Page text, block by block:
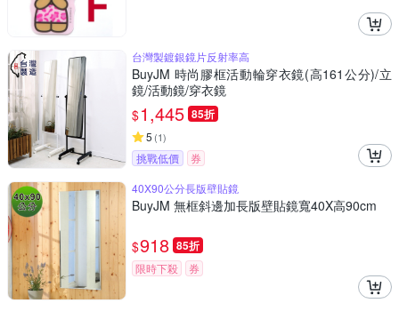
台灣製鍍銀鏡片反射率高
BuyJM 時尚膠框活動輪穿衣鏡(高161公分)/立
鏡/活動鏡/穿衣鏡
$1,445 85折
5 (1)
挑戰低價
券
40X90公分長版壁貼鏡
BuyJM 無框斜邊加長版壁貼鏡寬40X高90cm
$918 85折
限時下殺 券